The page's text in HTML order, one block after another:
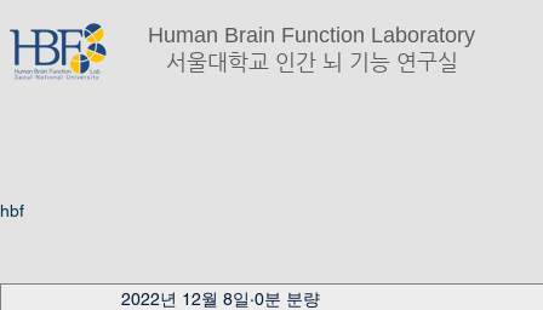
Human Brain Function Laboratory
서울대학교 인간 뇌 기능 연구실
hbf
2022년 12월 8일 0분 분량